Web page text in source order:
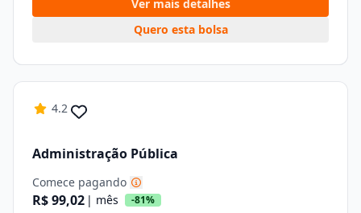
Ver mais detalhes
Quero esta bolsa
4.2
Administração Pública
Comece pagando
R$ 99,02 | mês -81%